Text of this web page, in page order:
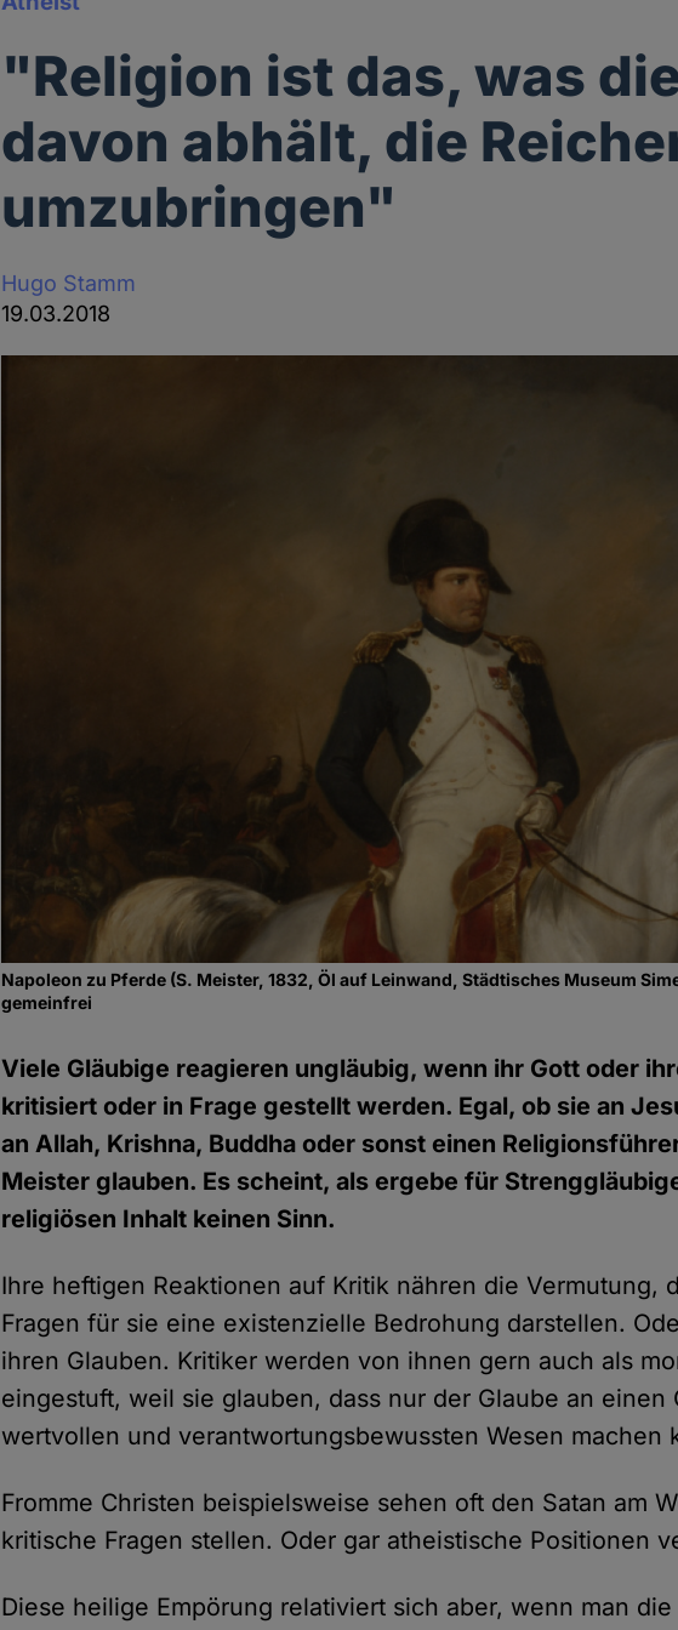
"Religion ist das, was
davon abhält, die
umzubringen"
Hugo Stamm
19.03.2018
Napoleon zu Pferde (S. Meister, 1832, Öl auf Leinwand, Städtisches Museum
gemeinfrei
Viele Gläubige reagieren ungläubig, wenn ihr Gott oder
kritisiert oder in Frage gestellt werden. Egal, ob sie an
an Allah, Krishna, Buddha oder sonst einen
Meister glauben. Es scheint, als ergebe für
religiösen Inhalt keinen Sinn.
Ihre heftigen Reaktionen auf Kritik nähren die Vermutung,
Fragen für sie eine existenzielle Bedrohung darstellen.
ihren Glauben. Kritiker werden von ihnen gern auch als
eingestuft, weil sie glauben, dass nur der Glaube an einen
wertvollen und verantwortungsbewussten Wesen machen
Fromme Christen beispielsweise sehen oft den Satan am
kritische Fragen stellen. Oder gar atheistische Positionen
Diese heilige Empörung relativiert sich aber, wenn man